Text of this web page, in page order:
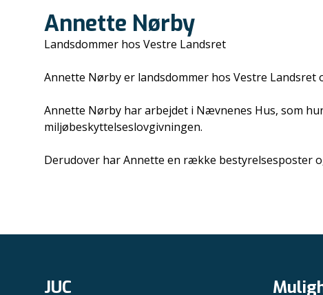
Annette Nørby
Landsdommer hos Vestre Landsret
Annette Nørby er landsdommer hos Vestre
Annette Nørby har arbejdet i Nævnenes Hus, som
miljøbeskyttelseslovgivningen.
Derudover har Annette en række bestyrelsesposter
JUC